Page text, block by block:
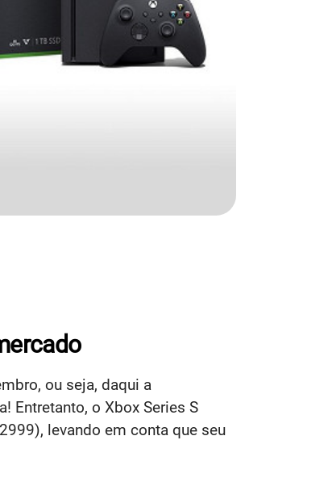
ou seja, daqui a
Entretanto, o Xbox Series S
levando em conta que seu